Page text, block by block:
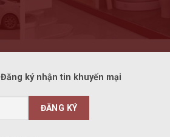
Đăng ký nhận tin khuyến mại